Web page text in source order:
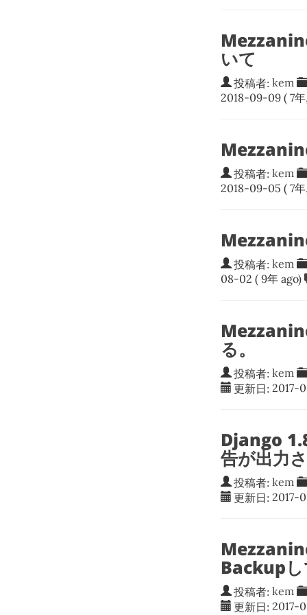
いて
投稿者: kem
2018-09-09 ( 7
投稿者: kem
2018-09-05 ( 7
投稿者: kem
08-02 ( 9年 ago)
る。
投稿者: kem
更新日: 2017-
Django
告が出力
投稿者: kem
更新日: 2017-
Backup
投稿者: kem
更新日: 2017-